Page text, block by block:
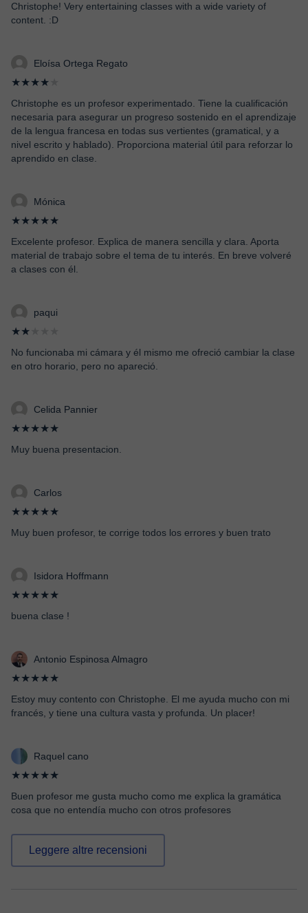
Christophe! Very entertaining classes with a wide variety of
content. :D
Eloísa Ortega Regato
★★★★
Christophe es un profesor experimentado. Tiene la cualificación
necesaria para asegurar un progreso sostenido en el aprendizaje
de la lengua francesa en todas sus vertientes (gramatical, y a
nivel escrito y hablado). Proporciona material útil para reforzar lo
aprendido en clase.
Mónica
★★★★★
Excelente profesor. Explica de manera sencilla y clara. Aporta
material de trabajo sobre el tema de tu interés. En breve volveré
a clases con él.
paqui
★★
No funcionaba mi cámara y él mismo me ofreció cambiar la clase
en otro horario, pero no apareció.
Celida Pannier
★★★★★
Muy buena presentacion.
Carlos
★★★★★
Muy buen profesor, te corrige todos los errores y buen trato
Isidora Hoffmann
★★★★★
buena clase !
Antonio Espinosa Almagro
★★★★★
Estoy muy contento con Christophe. El me ayuda mucho con mi
francés, y tiene una cultura vasta y profunda. Un placer!
Raquel cano
★★★★★
Buen profesor me gusta mucho como me explica la gramática
cosa que no entendía mucho con otros profesores
Leggere altre recensioni